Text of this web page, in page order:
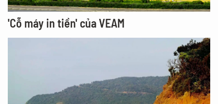
'Cỗ máy in tiền' của VEAM